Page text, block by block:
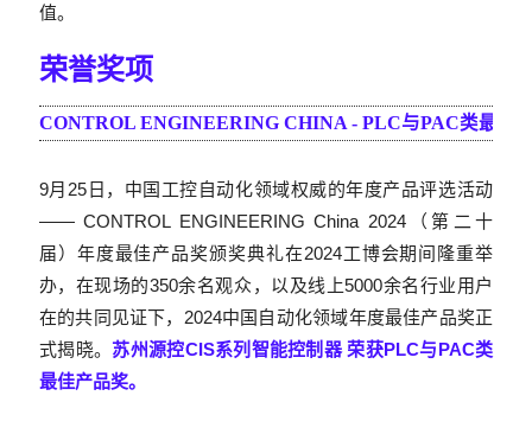
值。
荣誉奖项
CONTROL ENGINEERING CHINA - PLC与PAC类最佳
9月25日，中国工控自动化领域权威的年度产品评选活动
—— CONTROL ENGINEERING China 2024（第二十
届）年度最佳产品奖颁奖典礼在2024工博会期间隆重举
办，在现场的350余名观众，以及线上5000余名行业用户
在的共同见证下，2024中国自动化领域年度最佳产品奖正
式揭晓。 苏州源控CIS系列智能控制器 荣获PLC与PAC类
最佳产品奖。